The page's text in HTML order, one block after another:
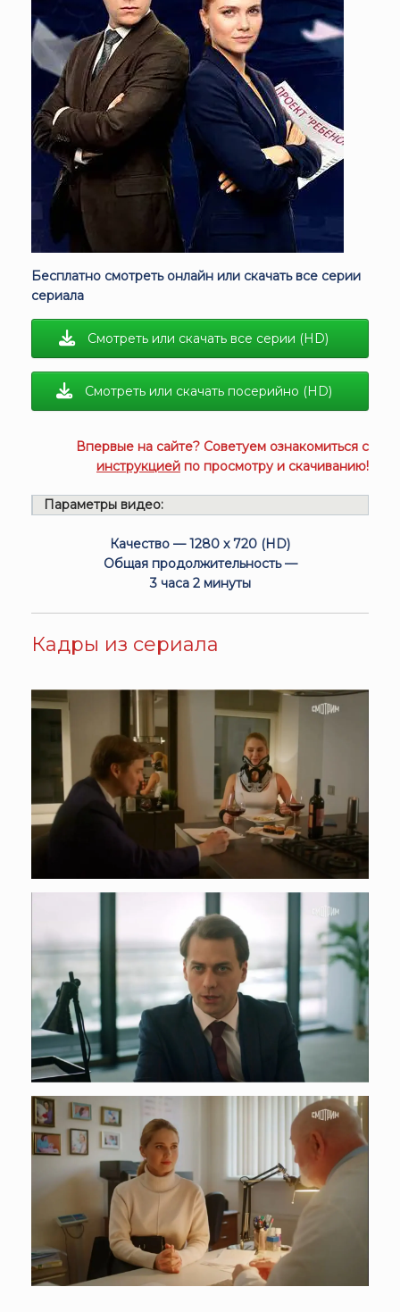
Бесплатно смотреть онлайн или скачать все серии
сериала
Смотреть или скачать все серии (HD)
Смотреть или скачать посерийно (HD)
Впервые на сайте? Советуем ознакомиться с
инструкцией по просмотру и скачиванию!
Параметры видео:
Качество — 1280 x 720 (HD)
Общая продолжительность —
3 часа 2 минуты
Кадры из сериала